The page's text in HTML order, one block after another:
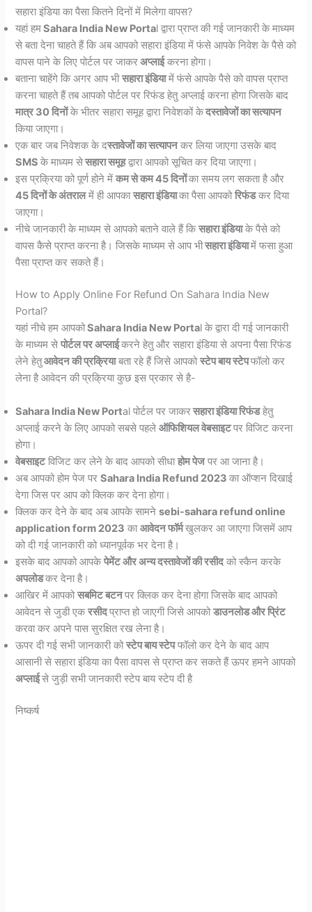
सहारा इंडिया का पैसा कितने दिनों में मिलेगा वापस?
यहां हमSahara India New Portal द्वारा प्राप्त की गई जानकारी के माध्यम
से बता देना चाहते हैं कि अब आपको सहारा इंडिया में फंसे आपके निवेश के पैसे को
वापस पाने के लिए पोर्टल पर जाकरअप्लाईकरना होगा।
बताना चाहेंगे कि अगर आप भीसहारा इंडियामें फंसे आपके पैसे को वापस प्राप्त
करना चाहते हैं तब आपको पोर्टल पर रिफंड हेतु अप्लाई करना होगा जिसके बाद
मात्र 30 दिनोंके भीतर सहारा समूह द्वारा निवेशकों केदस्तावेजों का सत्यापन
किया जाएगा।
एक बार जब निवेशक के दस्तावेजों का सत्यापनकर लिया जाएगा उसके बाद
SMSके माध्यम सेसहारा समूहद्वारा आपको सूचित कर दिया जाएगा।
इस प्रक्रिया को पूर्ण होने मेंकम से कम 45 दिनोंका समय लग सकता है और
45 दिनों के अंतरालमें ही आपकासहारा इंडियाका पैसा आपकोरिफंडकर दिया
जाएगा।
नीचे जानकारी के माध्यम से आपको बताने वाले हैं किसहारा इंडियाके पैसे को
वापस कैसे प्राप्त करना है। जिसके माध्यम से आप भीसहारा इंडियामें फसा हुआ
पैसा प्राप्त कर सकते हैं।
How to Apply Online For Refund On Sahara India New
Portal?
यहां नीचे हम आपकोSahara India New Portal के द्वारा दी गई जानकारी
के माध्यम सेपोर्टल पर अप्लाईकरने हेतु और सहारा इंडिया से अपना पैसा रिफंड
लेने हेतुआवेदन की प्रक्रियाबता रहे हैं जिसे आपकोस्टेप बाय स्टेपफॉलो कर
लेना है आवेदन की प्रक्रिया कुछ इस प्रकार से है-
Sahara India New Portal पोर्टल पर जाकरसहारा इंडिया रिफंडहेतु
अप्लाई करने के लिए आपको सबसे पहलेऑफिशियल वेबसाइटपर विजिट करना
होगा।
वेबसाइटविजिट कर लेने के बाद आपको सीधाहोम पेजपर आ जाना है।
अब आपको होम पेज परSahara India Refund 2023का ऑप्शन दिखाई
देगा जिस पर आप को क्लिक कर देना होगा।
क्लिक कर देने के बाद अब आपके सामनेsebi-sahara refund online
application form 2023 काआवेदन फॉर्मखुलकर आ जाएगा जिसमें आप
को दी गई जानकारी को ध्यानपूर्वक भर देना है।
इसके बाद आपको आपकेपेमेंट और अन्य दस्तावेजों की रसीदको स्कैन करके
अपलोडकर देना है।
आखिर में आपकोसबमिट बटनपर क्लिक कर देना होगा जिसके बाद आपको
आवेदन से जुडी एकरसीदप्राप्त हो जाएगी जिसे आपकोडाउनलोड और प्रिंट
करवा कर अपने पास सुरक्षित रख लेना है।
ऊपर दी गई सभी जानकारी कोस्टेप बाय स्टेपफॉलो कर देने के बाद आप
आसानी से सहारा इंडिया का पैसा वापस से प्राप्त कर सकते हैं ऊपर हमने आपको
अप्लाईसे जुड़ी सभी जानकारी स्टेप बाय स्टेप दी है
निष्कर्ष